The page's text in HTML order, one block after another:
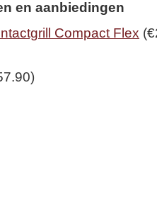
en aanbiedingen
Compact Flex